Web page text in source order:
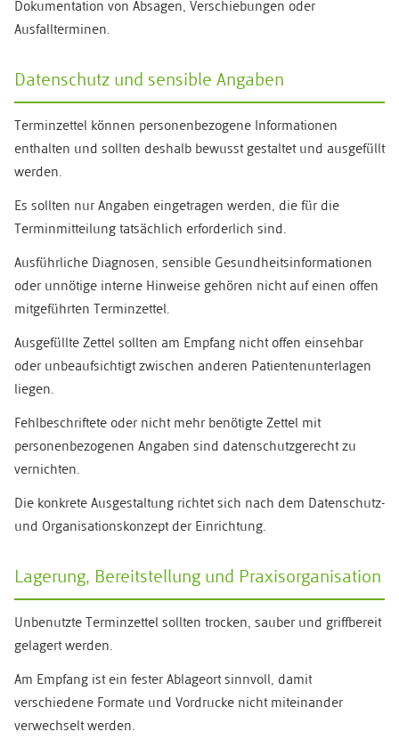
Dokumentation von Absagen, Verschiebungen oder
Ausfallterminen.
Datenschutz und sensible Angaben
Terminzettel können personenbezogene Informationen
enthalten und sollten deshalb bewusst gestaltet und ausgefüllt
werden.
Es sollten nur Angaben eingetragen werden, die für die
Terminmitteilung tatsächlich erforderlich sind.
Ausführliche Diagnosen, sensible Gesundheitsinformationen
oder unnötige interne Hinweise gehören nicht auf einen offen
mitgeführten Terminzettel.
Ausgefüllte Zettel sollten am Empfang nicht offen einsehbar
oder unbeaufsichtigt zwischen anderen Patientenunterlagen
liegen.
Fehlbeschriftete oder nicht mehr benötigte Zettel mit
personenbezogenen Angaben sind datenschutzgerecht zu
vernichten.
Die konkrete Ausgestaltung richtet sich nach dem Datenschutz-
und Organisationskonzept der Einrichtung.
Lagerung, Bereitstellung und Praxisorganisation
Unbenutzte Terminzettel sollten trocken, sauber und griffbereit
gelagert werden.
Am Empfang ist ein fester Ablageort sinnvoll, damit
verschiedene Formate und Vordrucke nicht miteinander
verwechselt werden.